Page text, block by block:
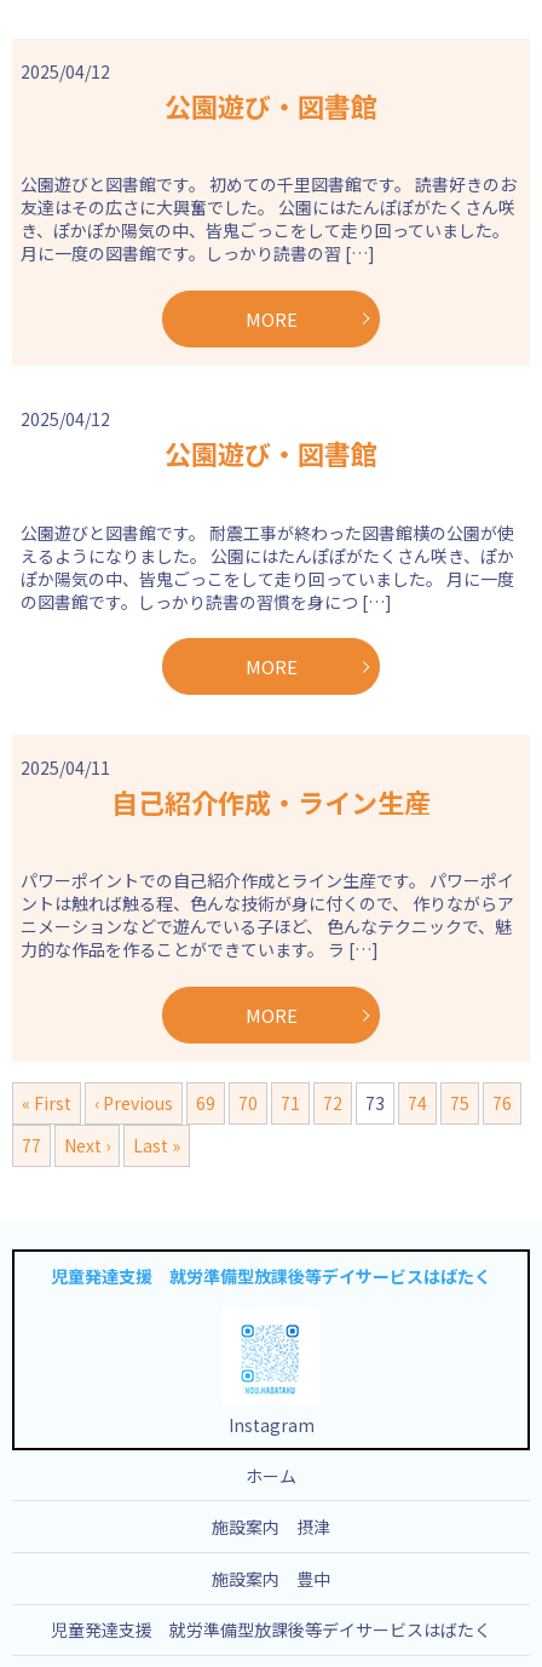
2025/04/12
公園遊び・図書館
公園遊びと図書館です。 初めての千里図書館です。 読書好きのお
友達はその広さに大興奮でした。 公園にはたんぽぽがたくさん咲
き、ぽかぽか陽気の中、皆鬼ごっこをして走り回っていました。
月に一度の図書館です。しっかり読書の習 […]
MORE
2025/04/12
公園遊び・図書館
公園遊びと図書館です。 耐震工事が終わった図書館横の公園が使
えるようになりました。 公園にはたんぽぽがたくさん咲き、ぽか
ぽか陽気の中、皆鬼ごっこをして走り回っていました。 月に一度
の図書館です。しっかり読書の習慣を身につ […]
MORE
2025/04/11
自己紹介作成・ライン生産
パワーポイントでの自己紹介作成とライン生産です。 パワーポイ
ントは触れば触る程、色んな技術が身に付くので、 作りながらア
ニメーションなどで遊んでいる子ほど、 色んなテクニックで、魅
力的な作品を作ることができています。 ラ […]
MORE
« First ‹ Previous 69 70 71 72 73 74 75
76
77
Next › Last »
児童発達支援 就労準備型放課後等デイサービスはばたく
Instagram
ホーム
施設案内 摂津
施設案内 豊中
児童発達支援 就労準備型放課後等デイサービスはばたく